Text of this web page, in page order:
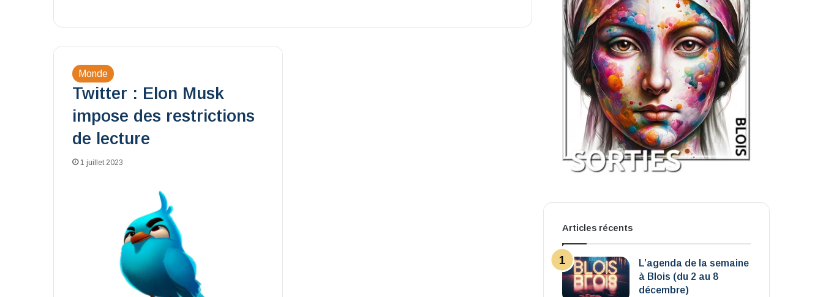
Monde
Twitter : Elon Musk
impose des restrictions
de lecture
1 juillet 2023
Articles récents
L’agenda de la semaine
à Blois (du 2 au 8
décembre)